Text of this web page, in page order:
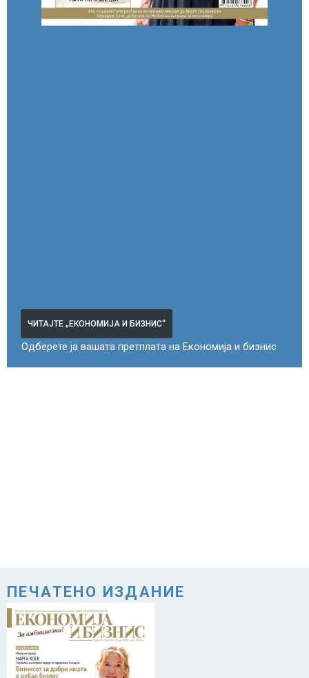
ЧИТАЈТЕ „ЕКОНОМИЈА И БИЗНИС“
Одберете ја вашата претплата на Економија и бизнис
ПЕЧАТЕНО ИЗДАНИЕ